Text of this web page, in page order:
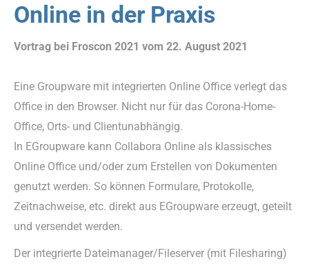
Online in der Praxis
Vortrag bei Froscon 2021 vom 22. August 2021
Eine Groupware mit integrierten Online Office verlegt das
Office in den Browser. Nicht nur für das Corona-Home-
Office, Orts- und Clientunabhängig.
In EGroupware kann Collabora Online als klassisches
Online Office und/oder zum Erstellen von Dokumenten
genutzt werden. So können Formulare, Protokolle,
Zeitnachweise, etc. direkt aus EGroupware erzeugt, geteilt
und versendet werden.
Der integrierte Dateimanager/Fileserver (mit Filesharing)